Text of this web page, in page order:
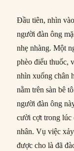
Đầu tiên, nhìn
người đàn ông
nhẹ nhàng. Một
phèo điếu thuốc,
nhìn xuống chân
nằm trên sàn bê
người đàn ông
cười cợt trong lúc
nhân. Vụ việc
được cho là đã